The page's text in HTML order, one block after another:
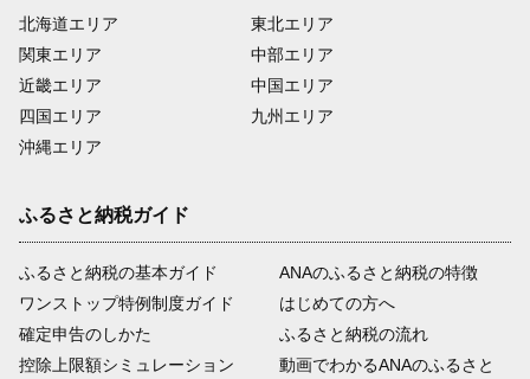
北海道エリア
関東エリア
近畿エリア
四国エリア
沖縄エリア
東北エリア
中部エリア
中国エリア
九州エリア
ふるさと納税ガイド
ふるさと納税の基本ガイド
ワンストップ特例制度ガイド
確定申告のしかた
控除上限額シミュレーション
ANAのふるさと納税の特徴
はじめての方へ
ふるさと納税の流れ
動画でわかるANAのふるさと